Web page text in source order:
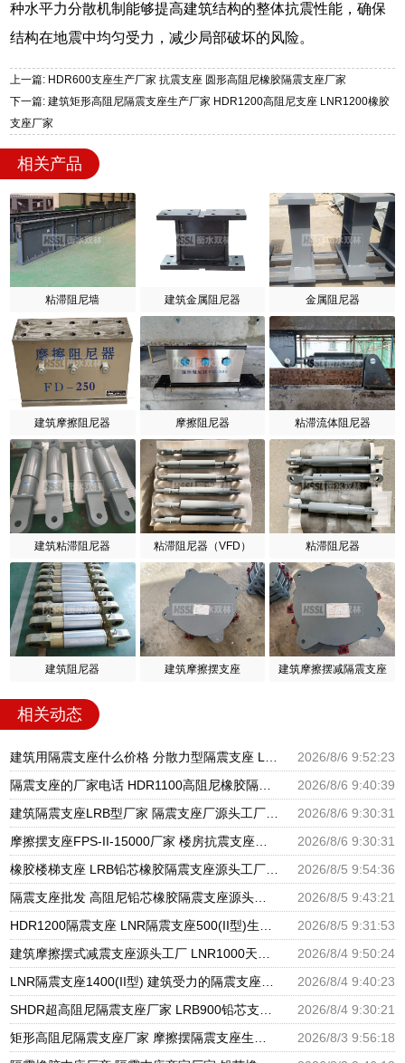
种水平力分散机制能够提高建筑结构的整体抗震性能，确保
结构在地震中均匀受力，减少局部破坏的风险。
上一篇: HDR600支座生产厂家 抗震支座 圆形高阻尼橡胶隔震支座厂家
下一篇: 建筑矩形高阻尼隔震支座生产厂家 HDR1200高阻尼支座 LNR1200橡胶
支座厂家
相关产品
粘滞阻尼墙 建筑金属阻尼器 金属阻尼器
建筑摩擦阻尼器 摩擦阻尼器 粘滞流体阻尼器
建筑粘滞阻尼器 粘滞阻尼器（VFD） 粘滞阻尼器
建筑阻尼器 建筑摩擦摆支座 建筑摩擦摆减隔震支座
相关动态
2026/8/6 9:52:23
2026/8/6 9:40:39
2026/8/6 9:30:31
2026/8/6 9:30:31
2026/8/5 9:54:36
2026/8/5 9:43:21
2026/8/5 9:31:53
2026/8/4 9:50:24
2026/8/4 9:40:23
2026/8/4 9:30:21
2026/8/3 9:56:18